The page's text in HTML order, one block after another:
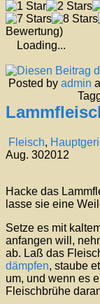
Bewertung)
Loading...
Posted by admin
Fleisch,
Aug. 302012
Hacke das
lasse sie eine
Setze es mit
anfangen will,
ab. Laß das
dämpfen, staube
um, und wenn es
Fleischbrühe